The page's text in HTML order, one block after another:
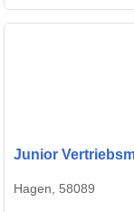
Junior
Hagen, 58089